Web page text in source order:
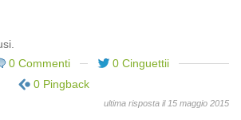
0 Commenti
0 Cinguettii
0 Pingback
ultima risposta il 15 maggio 2015